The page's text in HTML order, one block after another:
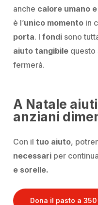
anche calore umano
è l’unico momento in
porta. Ifondi sono
aiuto tangibile questo
fermerà.
A Natale
anziani
Con iltuo aiuto,
necessari per
e sorelle.
Dona il pasto a